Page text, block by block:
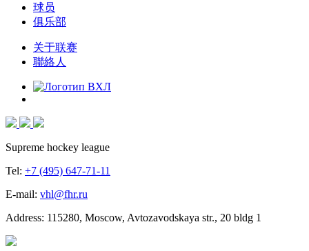
球员
俱乐部
关于联赛
聯絡人
Supreme hockey league
Tel: +7 (495) 647-71-11
E-mail: vhl@fhr.ru
Address: 115280, Moscow, Avtozavodskaya str., 20 bldg 1